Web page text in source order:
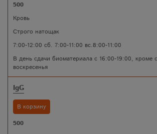
500
Кровь
Строго натощак
7:00-12:00 сб. 7:00-11:00 вс.8:00-11:00
В день сдачи биоматериала с 16:00-19:00, кроме
воскресенья
IgG
В корзину
500